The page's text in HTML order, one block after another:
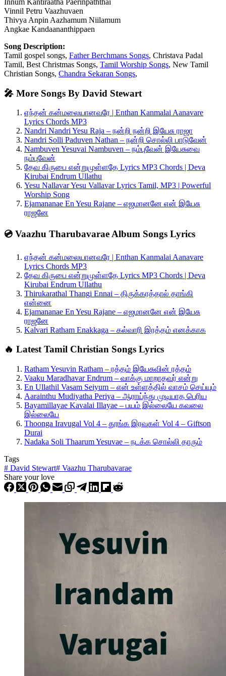
Vinnil Petru Vaazhuvaen
Thivya Anpin Aazhamum Niilamum
Angkae Kandaananthippaen
Song Description:
Tamil gospel songs, Father Berchmans Songs, Christava Padal
Tamil, Best Christmas Songs, Tamil Worship Songs, New Tamil
Christian Songs, Chandra Sekaran Songs,
🎤 More Songs By David Stewart
எந்தன் கன்மலையானவரே | Enthan Kanmalai Aanavare
Lyrics Chords MP3
Nandri Nandri Yesu Raja – நன்றி நன்றி இயேசு ராஜா
Nandri Solli Paduven Nathan – நன்றி சொல்லி பாடுவேன்
Nambuven Yesuvai Nambuven – நம்புவேன் இயேசுவை
நம்புவேன்
தேவ கிருபை என்றுமுள்ளதே Lyrics MP3 Chords | Deva
Kirubai Endrum Ullathu
Yesu Nallavar Yesu Vallavar Lyrics Tamil, MP3 | Powerful
Worship Song
Ejamananae En Yesu Rajane – எஜமானனே என் இயேசு
ராஜனே
💿 Vaazhu Tharubavarae Album Songs Lyrics
எந்தன் கன்மலையானவரே | Enthan Kanmalai Aanavare
Lyrics Chords MP3
தேவ கிருபை என்றுமுள்ளதே Lyrics MP3 Chords | Deva
Kirubai Endrum Ullathu
Thirukarathal Thangi Ennai – திருக்கரத்தால் தாங்கி
என்னை
Ejamananae En Yesu Rajane – எஜமானனே என் இயேசு
ராஜனே
Kalvari Ratham Enakkaga – கல்வாரி இரத்தம் எனக்காக
🔥 Latest Tamil Christian Songs Lyrics
Ratham Yesuvin Ratham – ரத்தம் இயேசுவின் ரத்தம்
Vaaku Maradhavar Endrum – வாக்கு மாறாதவர் என்று
En Ullathil Vasam Seiyum – என் உள்ளத்தில் வாசம் செய்யும்
Aarainthu Mudiyatha Periya – ஆராய்ந்து முடியாத பெரிய
Bayamillayae Kavalai Illayae – பயம் இல்லையே கவலை
இல்லையே
Thoonga Iravugal Vol 4 – தூங்க இரவுகள் Vol 4 – Giftson
Durai
Nadaka Soli Thaarum Yesuvae – நடக்க சொல்லி தாரும்
Tags
# David Stewart# Vaazhu Tharubavarae
Share your love